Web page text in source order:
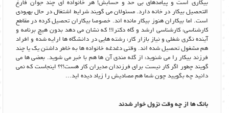
بیکاری است و پیامدهای بی حد و حسابش! هر خانواده ای چند جوان فارغ
التحصیل بیکار در خانه دارد. مسئولان می گویند شرایط اشتغال در حال بهبودی
است. اما بیکاران هنوز بیکار مانده اند. خصوصا بیکاران تحصیل کرده در مقاطع
کارشناسی، کارشناسی ارشد و گاه دکترا!! که نشان می دهد بدون هیچ برنامه و
آینده نگری شغلی و نیاز بازار کار، رشته هایی در دانشگاه ها ارایه شده و افراد
هم مشغول تحصیل شده اند. وقتی دغدغه خانواده ها به خاطر داشتن یک یا چند
فرزند بیکار را می شنوید، از گله مندی آن ها هم با خبر می شوید. بعضی ها می
گویند چطور اگر کار نیست برای فرزندان مدیران کار هست!؟؟ اینجاست که نمی
دانید چه بگویید چون شما هم مصادیش را زیاد دیده اید...
بانک ها از چه وقت نزول خوار شدند